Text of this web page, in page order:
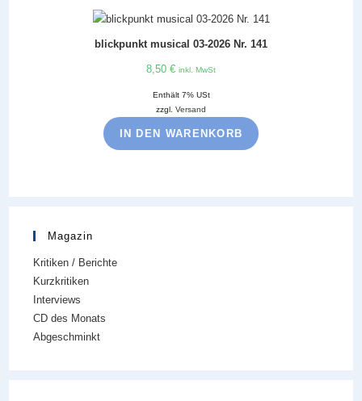
blickpunkt musical 03-2026 Nr. 141
8,50 € inkl. MwSt
Enthält 7% USt
zzgl. Versand
IN DEN WARENKORB
Magazin
Kritiken / Berichte
Kurzkritiken
Interviews
CD des Monats
Abgeschminkt